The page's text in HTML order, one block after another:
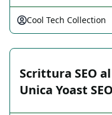
Cool Tech Collection
Scrittura SEO
Unica Yoast SEO